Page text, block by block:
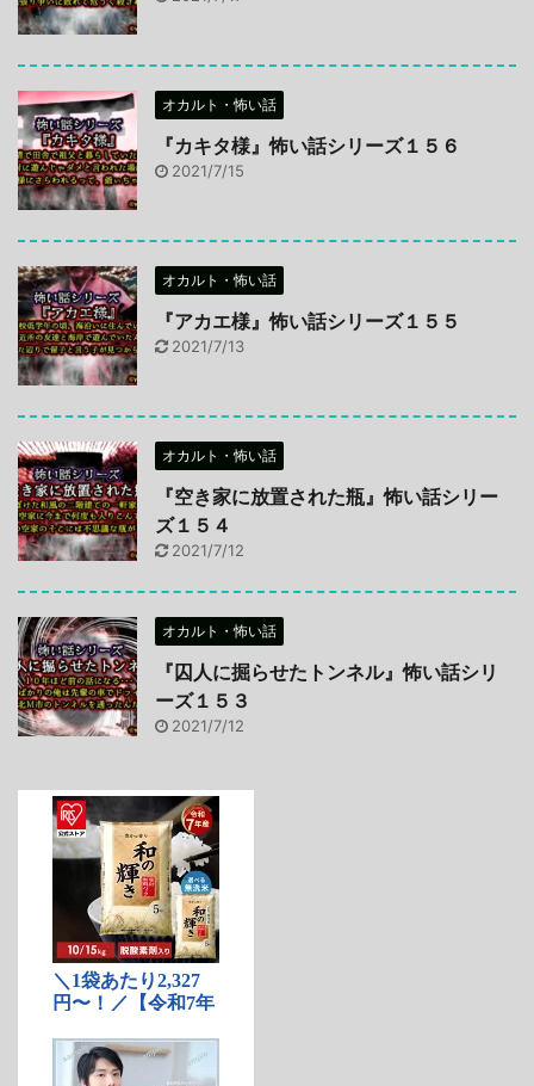
オカルト・怖い話
『カキタ様』怖い話シリーズ１５６
2021/7/15
オカルト・怖い話
『アカエ様』怖い話シリーズ１５５
2021/7/13
オカルト・怖い話
『空き家に放置された瓶』怖い話シリー
ズ１５４
2021/7/12
オカルト・怖い話
『囚人に掘らせたトンネル』怖い話シリ
ーズ１５３
2021/7/12